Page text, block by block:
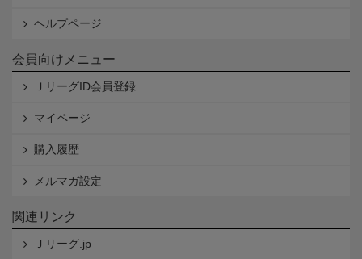
ヘルプページ
会員向けメニュー
ＪリーグID会員登録
マイページ
購入履歴
メルマガ設定
関連リンク
Ｊリーグ.jp